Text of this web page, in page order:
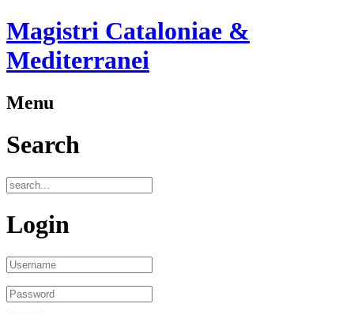
Magistri Cataloniae &
Mediterranei
Menu
Search
Login